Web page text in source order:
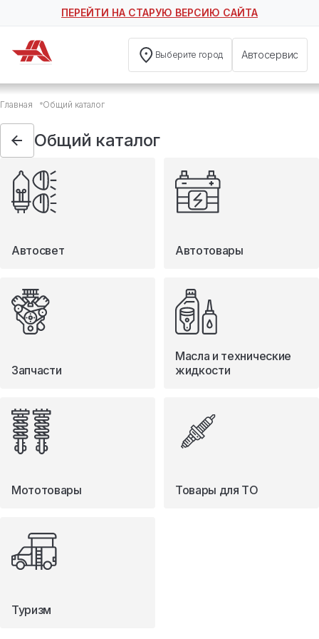
ПЕРЕЙТИ НА СТАРУЮ ВЕРСИЮ САЙТА
Выберите город Автосервис
Общий каталог
Автосвет
Автотовары
Запчасти
Масла и технические жидкости
Мототовары
Туризм
Главная Общий каталог
Общий каталог
Автосвет Автотовары
Запчасти
Масла и технические
жидкости
Мототовары Товары для ТО
Туризм